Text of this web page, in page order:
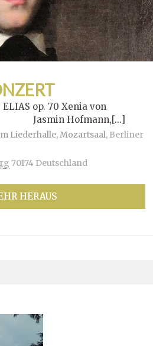
op. 70 Xenia von
Hofmann,[...]
Liederhalle, Mozartsaal, Berliner
70174 Deutschland
HERAUS